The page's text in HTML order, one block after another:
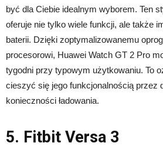
być dla Ciebie idealnym wyborem. Ten
oferuje nie tylko wiele funkcji, ale także
baterii. Dzięki zoptymalizowanemu
procesorowi, Huawei Watch GT 2 Pro
tygodni przy typowym użytkowaniu. To
cieszyć się jego funkcjonalnością przez
konieczności ładowania.
5. Fitbit Versa 3